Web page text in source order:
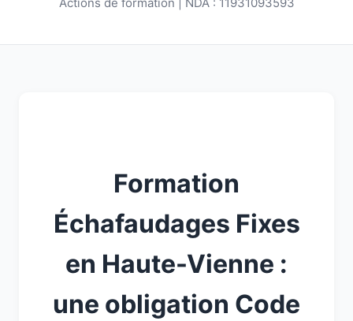
Formation
Échafaudages Fixes
en Haute-Vienne :
une obligation Code